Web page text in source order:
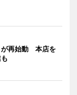
が再始動 本店を